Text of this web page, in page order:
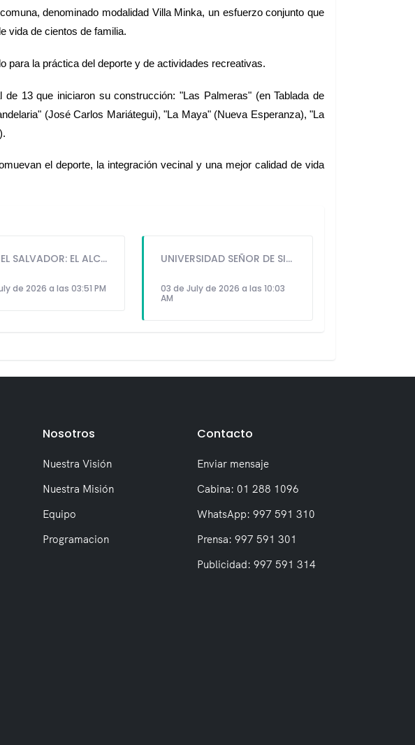
denominado modalidad Villa Minka, un esfuerzo conjunto que
vida de cientos de familia.
para la práctica del deporte y de actividades recreativas.
13 que iniciaron su construcción: "Las Palmeras" (en Tablada de
(José Carlos Mariátegui), "La Maya" (Nueva Esperanza), "La
el deporte, la integración vecinal y una mejor calidad de vida
VILLA EL SALVADOR: EL ALCALDE GUIDO IÑIGO PERALTA PRIORIZÓ CONCIERTO DE SOMOS PERÚ Y NO ASISTIÓ AL DESFILE ESCOLAR CÍVICO CULTURAL 2026
de 2026 a las 03:51 PM
UNIVERSIDAD SEÑOR DE SIPÁN PRESENTÓ ROBOT HUMANOIDE DE ÚLTIMA GENERACIÓN PARA FORTALECER LA INVESTIGACIÓN Y LA FORMACIÓN ACADÉMICA
03 de July de 2026 a las 10:03
AM
Nosotros
Nuestra Visión
Nuestra Misión
Equipo
Programacion
Contacto
Enviar mensaje
Cabina: 01 288 1096
WhatsApp: 997 591 310
Prensa: 997 591 301
Publicidad: 997 591 314